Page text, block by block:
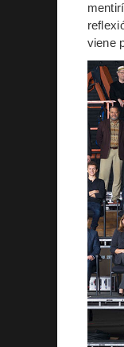
viene